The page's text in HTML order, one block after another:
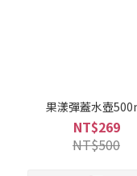
果漾彈蓋水壺
NT$269
NT$500